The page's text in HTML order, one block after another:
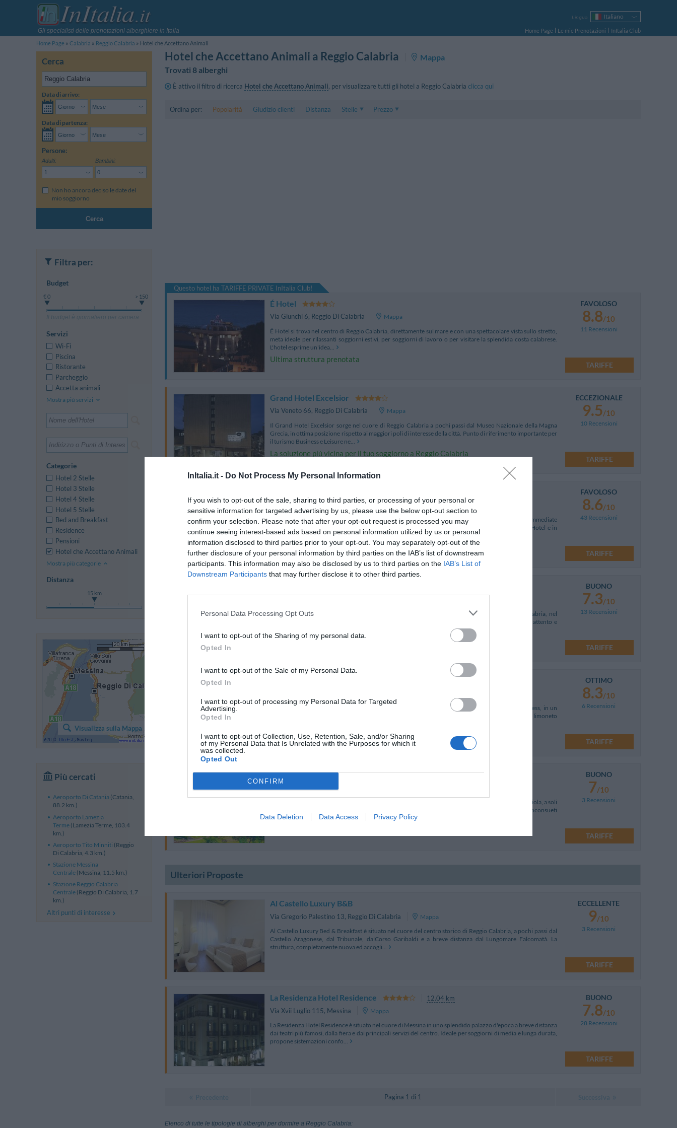
InItalia.it - Do Not Process My Personal Information
If you wish to opt-out of the sale, sharing to third parties, or processing of your personal or
sensitive information for targeted advertising by us, please use the below opt-out section to
confirm your selection. Please note that after your opt-out request is processed you may
continue seeing interest-based ads based on personal information utilized by us or personal
information disclosed to third parties prior to your opt-out. You may separately opt-out of the
further disclosure of your personal information by third parties on the IAB’s list of downstream
participants. This information may also be disclosed by us to third parties on the IAB’s List of
Downstream Participants that may further disclose it to other third parties.
Personal Data Processing Opt Outs
I want to opt-out of the Sharing of my personal data.
Opted In
I want to opt-out of the Sale of my Personal Data.
Opted In
I want to opt-out of processing my Personal Data for Targeted
Advertising.
Opted In
I want to opt-out of Collection, Use, Retention, Sale, and/or Sharing
of my Personal Data that Is Unrelated with the Purposes for which it
was collected.
Opted Out
CONFIRM
Data Deletion Data Access Privacy Policy
Gli specialisti delle prenotazioni alberghiere in Italia
Lingua
Italiano
English
Français
Home Page Le mie Prenotazioni
InItalia Club
Home Page
Calabria Reggio Calabria Hotel che Accettano Animali
Cerca
Data di arrivo:
Data di partenza:
Persone:
Adulti: Bambini:
Non ho ancora deciso le date del
mio soggiorno
Cerca
Hotel che Accettano Animali a Reggio Calabria
Mappa
Trovati 8 alberghi
È attivo il filtro di ricerca Hotel che Accettano Animali, per visualizzare tutti gli hotel a Reggio Calabria clicca qui
Ordina per: Popolarità Giudizio clienti Distanza
Stelle
Prezzo
Questo hotel ha TARIFFE PRIVATE InItalia Club!
É Hotel
Via Giunchi 6, Reggio Di Calabria
Mappa
É Hotel si trova nel centro di Reggio Calabria, direttamente sul mare e con una spettacolare vista sullo stretto,
meta ideale per rilassanti soggiorni estivi, per soggiorni di lavoro o per visitare la splendida costa calabrese.
L'hotel esprime un'idea...
Ultima struttura prenotata
FAVOLOSO
8.8/10
11 Recensioni
TARIFFE
Grand Hotel Excelsior
Via Veneto 66, Reggio Di Calabria
Mappa
Il Grand Hotel Excelsior sorge nel cuore di Reggio Calabria a pochi passi dal Museo Nazionale della Magna
Grecia, in ottima posizione rispetto ai maggiori poli di interesse della città. Punto di riferimento importante per
il turismo Business e Leisure ne...
La soluzione più vicina per il tuo soggiorno a Reggio Calabria
ECCEZIONALE
9.5/10
10 Recensioni
TARIFFE
Via Sbarre Centrali 591, Reggio Di Calabria
Mappa
L'Hotel Residence Alpa è un elegante struttura di categoria 3 stelle, situata a Reggio Calabria nelle immediate
vicinanze dell'aeroporto dello Stretto. Aperto tutto l'anno, offre comode sistemazioni in formula Hotel e in
formula Residence, per soggiorni...
La struttura vicino Reggio Calabria con più giudizi, ben 43!
FAVOLOSO
8.6/10
43 Recensioni
TARIFFE
L'Hotel President è la scelta ideale per i soggiorni Business e Leisure nel territorio di Reggio Calabria, nel
magnifico contesto di Gallico Marina. Simpatia e professionalità contraddistinguono un servizio attento e
BUONO
7.3/10
13 Recensioni
TARIFFE
Il Regent Hotel di Catona integra uno spazio innovativo dotato di moderne tecnologie per il business, in un
ambiente confortevole e rilassante, con servizi di alta qualità. Dalla piscina con idromassaggio e dal limoneto
OTTIMO
8.3/10
6 Recensioni
TARIFFE
Altafiumara Resort
14.67 km da Reggio Calabria
Cannitello
Altafiumara Hotel è situato nel meraviglioso scenario naturale dello Stretto di Messina e della Costa Viola, a soli
15 km da Reggio Calabria, tra Villa San Giovanni e Scilla, dove si possono godere al tramonto colori inconsueti
e dove le acque cristalline...
BUONO
7/10
3 Recensioni
TARIFFE
Ulteriori Proposte
Al Castello Luxury B&B
Via Gregorio Palestino 13, Reggio Di Calabria
Mappa
Al Castello Luxury Bed & Breakfast è situato nel cuore del centro storico di Reggio Calabria, a pochi passi dal
Castello Aragonese, dal Tribunale, dalCorso Garibaldi e a breve distanza dal Lungomare Falcomatà. La
struttura, completamente nuova ed accogli...
ECCELLENTE
9/10
3 Recensioni
TARIFFE
La Residenza Hotel Residence
12.04 km
Via Xvii Luglio 115, Messina
Mappa
La Residenza Hotel Residence è situato nel cuore di Messina in uno splendido palazzo d'epoca a breve distanza
dai teatri più famosi, dalla fiera e dai principali servizi del centro. Ideale per soggiorni di media e lunga durata,
propone sistemazioni confo...
BUONO
7.8/10
28 Recensioni
TARIFFE
Pagina 1 di 1
Elenco di tutte le tipologie di alberghi per dormire a Reggio Calabria:
Filtra per:
Budget
€ 0 > 150
Il budget è giornaliero per camera
Servizi
Wi-Fi
Piscina
Ristorante
Parcheggio
Accetta animali
Mostra più servizi
Categorie
Hotel 2 Stelle
Hotel 3 Stelle
Hotel 4 Stelle
Hotel 5 Stelle
Bed and Breakfast
Residence
Pensioni
Hotel che Accettano Animali
Mostra più categorie
Distanza
15 km
Visualizza sulla Mappa
Più cercati
Aeroporto Di Catania (Catania,
88.2 km.)
Aeroporto Lamezia
Terme (Lamezia Terme, 103.4
km.)
Aeroporto Tito Minniti (Reggio
Di Calabria, 4.3 km.)
Stazione Messina
Centrale (Messina, 11.5 km.)
Stazione Reggio Calabria
Centrale (Reggio Di Calabria, 1.7
km.)
Altri punti di interesse